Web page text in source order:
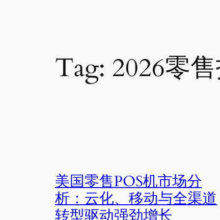
Tag: 2026零
美国零售POS机市场分
析：云化、移动与全渠道
转型驱动强劲增长